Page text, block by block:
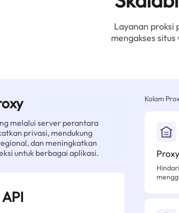
Layanan proksi
mengakses
melalui server perantara
privasi, mendukung
dan meningkatkan
untuk berbagai aplikasi.
Kolam